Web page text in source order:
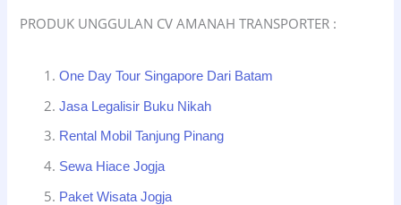
PRODUK UNGGULAN CV AMANAH TRANSPORTER :
One Day Tour Singapore Dari Batam
Jasa Legalisir Buku Nikah
Rental Mobil Tanjung Pinang
Sewa Hiace Jogja
Paket Wisata Jogja